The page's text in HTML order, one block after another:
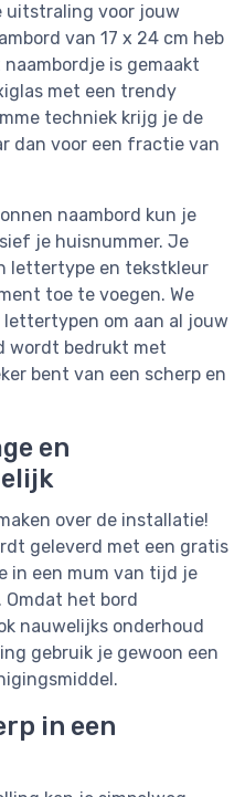
uitstraling voor jouw
van 17 x 24 cm heb
is gemaakt
met een trendy
techniek krijg je de
dan voor een fractie van
naambord kun je
je huisnummer. Je
lettertype en tekstkleur
toe te voegen. We
om aan al jouw
wordt bedrukt met
bent van een scherp en
en
over de installatie!
geleverd met een gratis
in een mum van tijd je
het bord
nauwelijks onderhoud
gebruik je gewoon een
in een